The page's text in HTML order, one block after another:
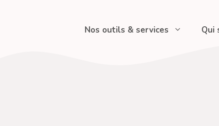
Nos outils & services Qui